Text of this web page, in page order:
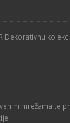
Dekorativnu
mrežama te